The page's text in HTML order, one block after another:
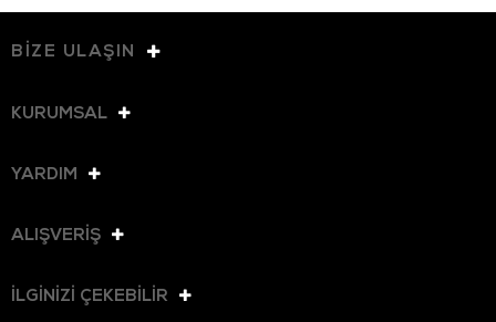
BİZE ULAŞIN
KURUMSAL
YARDIM
ALIŞVERİŞ
İLGİNİZİ ÇEKEBİLİR